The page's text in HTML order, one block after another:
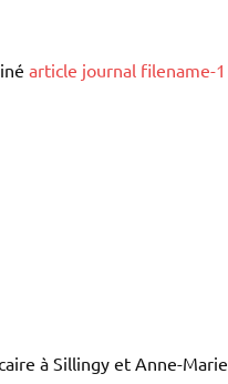
article journal filename-1
à Sillingy et Anne-Marie